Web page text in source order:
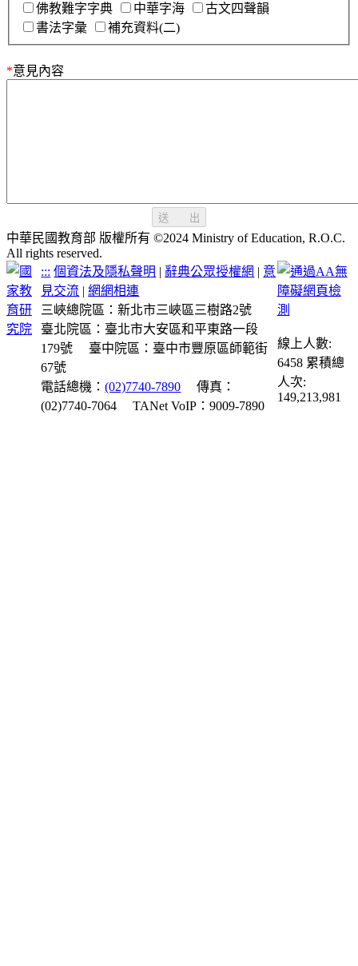
佛教難字字典
中華字海
古文四聲韻
書法字彙
補充資料(二)
*意見內容
送 出
中華民國教育部 版權所有 ©2024 Ministry of Education, R.O.C.
All rights reserved.
::: 個資法及隱私聲明 | 辭典公眾授權網 | 意
見交流 |網網相連
三峽總院區：新北市三峽區三樹路2號
臺北院區：臺北市大安區和平東路一段
179號
臺中院區：臺中市豐原區師範街
67號
電話總機：(02)7740-7890
傳真：
(02)7740-7064
TANet VoIP：9009-7890
線上人數:
6458 累積總
人次:
149,213,981